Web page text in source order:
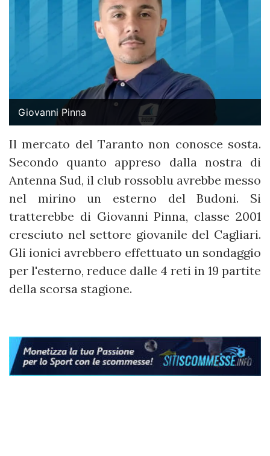
Giovanni Pinna
Il mercato del Taranto non conosce sosta.
Secondo quanto appreso dalla nostra di
Antenna Sud, il club rossoblu avrebbe messo
nel mirino un esterno del Budoni. Si
tratterebbe di Giovanni Pinna, classe 2001
cresciuto nel settore giovanile del Cagliari.
Gli ionici avrebbero effettuato un sondaggio
per l'esterno, reduce dalle 4 reti in 19 partite
della scorsa stagione.